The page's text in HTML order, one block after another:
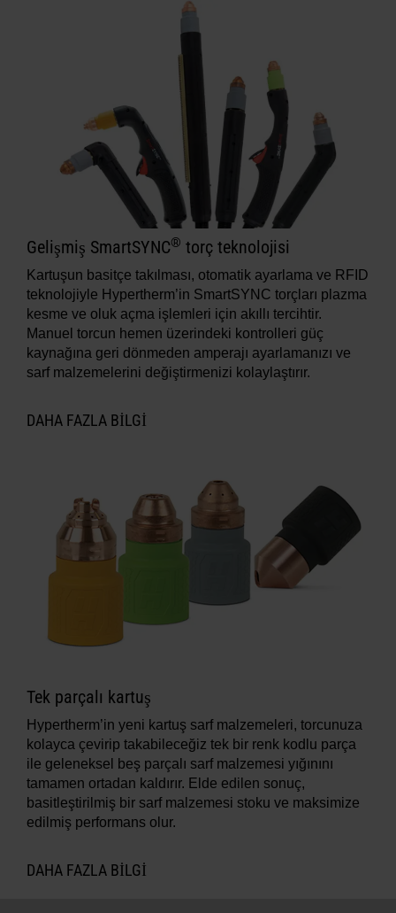
Gelişmiş SmartSYNC® torç teknolojisi
Kartuşun basitçe takılması, otomatik ayarlama ve RFID
teknolojiyle Hypertherm’in SmartSYNC torçları plazma
kesme ve oluk açma işlemleri için akıllı tercihtir.
Manuel torcun hemen üzerindeki kontrolleri güç
kaynağına geri dönmeden amperajı ayarlamanızı ve
sarf malzemelerini değiştirmenizi kolaylaştırır.
DAHA FAZLA BILGI
Tek parçalı kartuş
Hypertherm’in yeni kartuş sarf malzemeleri, torcunuza
kolayca çevirip takabileceğiz tek bir renk kodlu parça
ile geleneksel beş parçalı sarf malzemesi yığınını
tamamen ortadan kaldırır. Elde edilen sonuç,
basitleştirilmiş bir sarf malzemesi stoku ve maksimize
edilmiş performans olur.
DAHA FAZLA BILGI